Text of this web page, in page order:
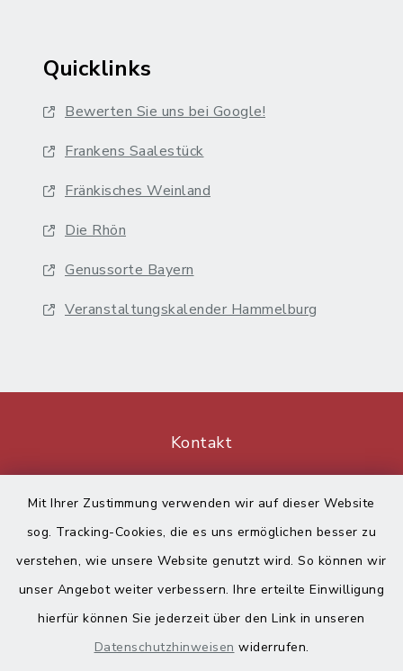
Mit Ihrer Zustimmung verwenden wir auf dieser Website
sog. Tracking-Cookies, die es uns ermöglichen besser zu
verstehen, wie unsere Website genutzt wird. So können wir
unser Angebot weiter verbessern. Ihre erteilte Einwilligung
hierfür können Sie jederzeit über den Link in unseren
Datenschutzhinweisen widerrufen.
Quicklinks
Bewerten Sie uns bei Google!
Frankens Saalestück
Fränkisches Weinland
Die Rhön
Genussorte Bayern
Veranstaltungskalender Hammelburg
Kontakt
Datenschutz
Impressum
Sitemap